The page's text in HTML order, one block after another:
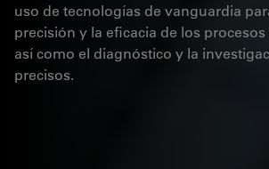
uso de tecnologías de vanguardia
precisión y la eficacia de los
así como el diagnóstico y la
precisos.